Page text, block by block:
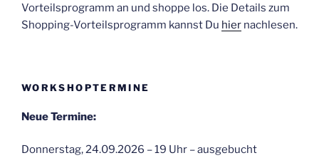
Vorteilsprogramm an und shoppe los. Die Details zum
Shopping-Vorteilsprogramm kannst Du hier nachlesen.
WORKSHOPTERMINE
Neue Termine:
Donnerstag, 24.09.2026 – 19 Uhr – ausgebucht